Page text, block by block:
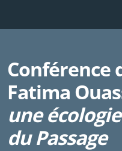
Conférence
Fatima
une
du Passage